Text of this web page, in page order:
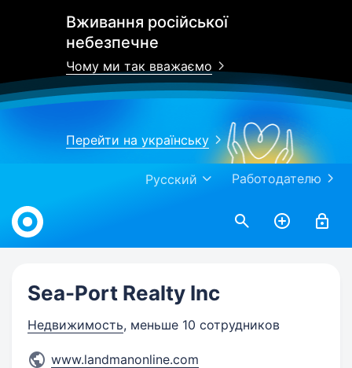
Вживання російської
небезпечне
Чому ми так вважаємо
Перейти на українську
Работодателю
Русский
Work.ua
Sea-Port Realty Inc
Недвижимость, меньше 10 сотрудников
www.landmanonline.com